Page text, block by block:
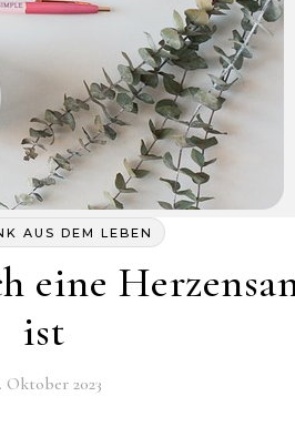
AUS DEM LEBEN
eine
ist
Oktober 2023